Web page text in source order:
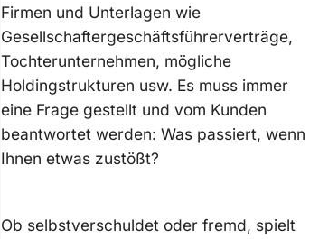
Firmen und Unterlagen wie
Gesellschaftergeschäftsführerverträge,
Tochterunternehmen, mögliche
Holdingstrukturen usw. Es muss immer
eine Frage gestellt und vom Kunden
beantwortet werden: Was passiert, wenn
Ihnen etwas zustößt?
Ob selbstverschuldet oder fremd, spielt